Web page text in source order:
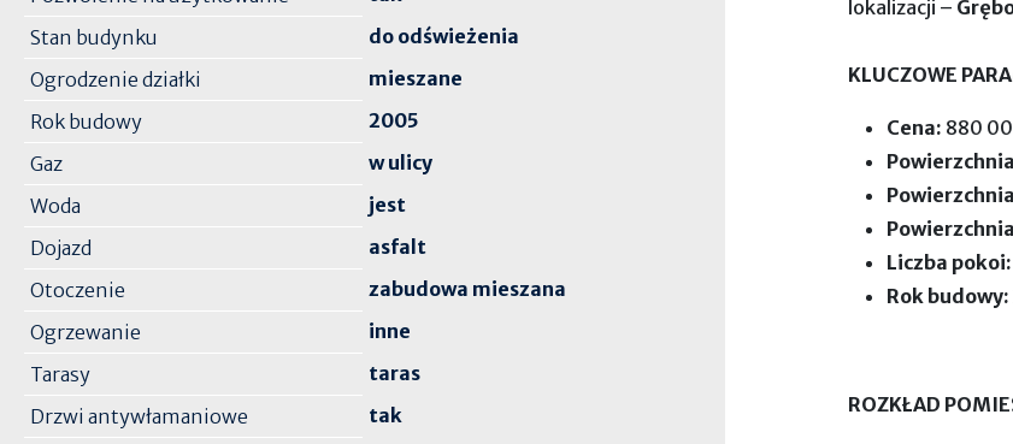
Stan budynku
do odświeżenia
Ogrodzenie działki
mieszane
Rok budowy
2005
Gaz
w ulicy
Woda
jest
Dojazd
asfalt
Otoczenie
zabudowa mieszana
Ogrzewanie
inne
Tarasy
taras
Drzwi antywłamaniowe
tak
lokalizacji –
KLUCZOWE
Cena: 880
Liczba pokoi:
Rok budowy:
ROZKŁAD